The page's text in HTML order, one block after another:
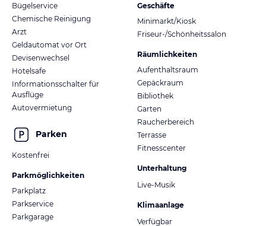
Bügelservice
Chemische Reinigung
Arzt
Geldautomat vor Ort
Devisenwechsel
Hotelsafe
Informationsschalter für
Ausflüge
Autovermietung
Parken
Kostenfrei
Parkmöglichkeiten
Parkplatz
Parkservice
Parkgarage
Geschäfte
Minimarkt/Kiosk
Friseur-/Schönheitssalon
Räumlichkeiten
Aufenthaltsraum
Gepäckraum
Bibliothek
Garten
Raucherbereich
Terrasse
Fitnesscenter
Unterhaltung
Live-Musik
Klimaanlage
Verfügbar